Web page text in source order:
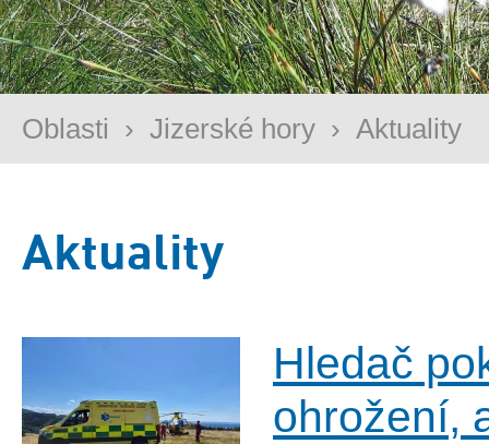
Oblasti › Jizerské hory › Aktuality
Aktuality
Hledač
ohrožení,